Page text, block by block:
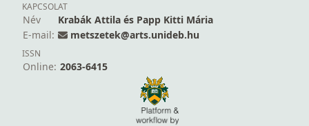
KAPCSOLAT
Név
Krabák Attila és Papp Kitti Mária
E-mail:
metszetek@arts.unideb.hu
ISSN
Online: 2063-6415